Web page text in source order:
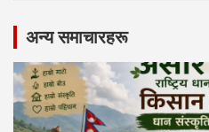
अन्य समाचारहरू